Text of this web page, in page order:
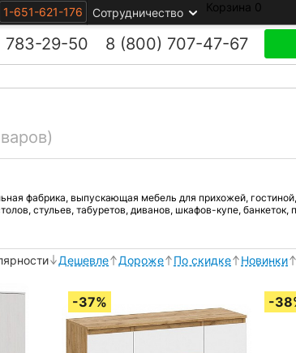
1-651-621-176 Сотрудничество Корзина 0
783-29-50 8 (800) 707-47-67
фабрика, выпускающая мебель для прихожей,
стульев, табуретов, диванов, шкафов-купе,
Дешевле Дороже По скидке Новинки